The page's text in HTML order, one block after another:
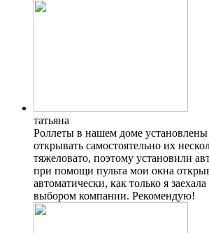
татьяна
Роллеты в нашем доме
открывать самостоятельно их
тяжеловато, поэтому установили
при помощи пульта мои окна
автоматически, как только я
выбором компании. Рекомендую!